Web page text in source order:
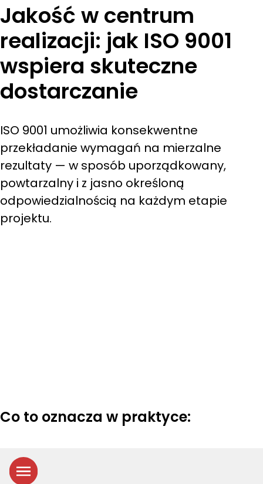
Jakość w centrum
realizacji: jak ISO 9001
wspiera skuteczne
dostarczanie
ISO 9001 umożliwia konsekwentne
przekładanie wymagań na mierzalne
rezultaty — w sposób uporządkowany,
powtarzalny i z jasno określoną
odpowiedzialnością na każdym etapie
projektu.
Co to oznacza w praktyce: